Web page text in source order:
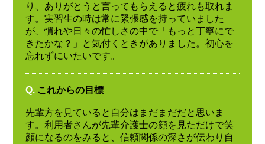
り、ありがとうと言ってもらえると疲れも取れま
す。実習生の時は常に緊張感を持っていました
が、慣れや日々の忙しさの中で「もっと丁寧にで
きたかな？」と気付くときがありました。初心を
忘れずにいたいです。
Q. これからの目標
先輩方を見ていると自分はまだまだだと思いま
す。利用者さんが先輩介護士の顔を見ただけで笑
顔になるのをみると、信頼関係の深さが伝わり自